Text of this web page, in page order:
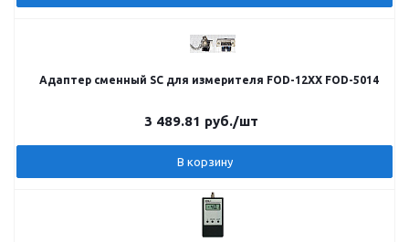
Адаптер сменный SC для измерителя FOD-12ХХ FOD-5014
3 489.81 руб./шт
В корзину